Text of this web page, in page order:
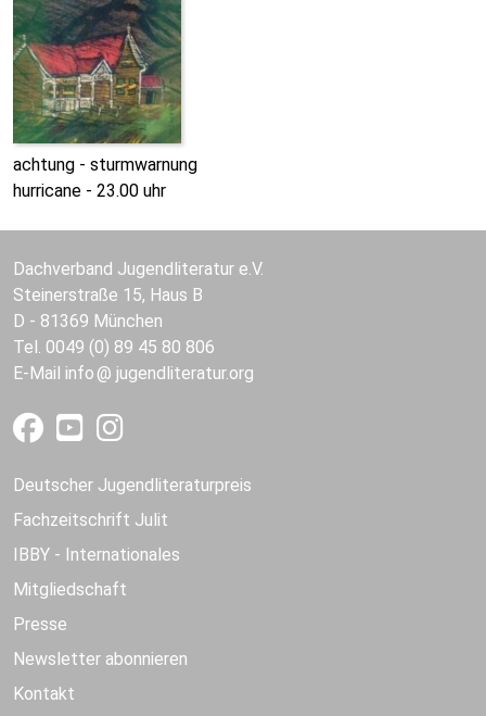
achtung - sturmwarnung
hurricane - 23.00 uhr
Dachverband Jugendliteratur e.V.
Steinerstraße 15, Haus B
D - 81369 München
Tel. 0049 (0) 89 45 80 806
E-Mail info jugendliteratur.org
Deutscher Jugendliteraturpreis
Fachzeitschrift Julit
IBBY - Internationales
Mitgliedschaft
Presse
Newsletter abonnieren
Kontakt